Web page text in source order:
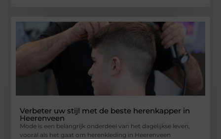
Verbeter uw stijl met de beste herenkapper in
Heerenveen
Mode is een belangrijk onderdeel van het dagelijkse leven,
vooral als het gaat om herenkleding in Heerenveen